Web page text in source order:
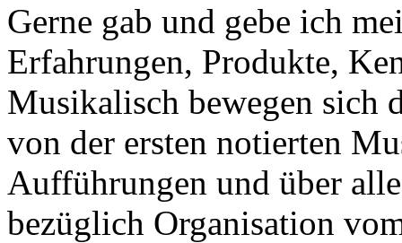
Gerne gab und gebe ich
Erfahrungen, Produkte,
Musikalisch bewegen sich
von der ersten notierten
Aufführungen und über
bezüglich Organisation